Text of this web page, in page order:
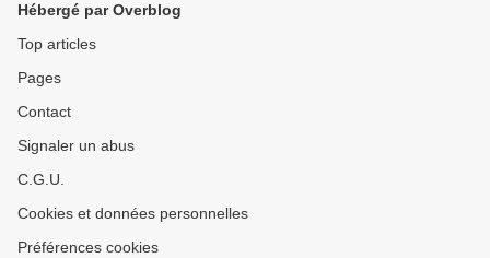
Hébergé par Overblog
Top articles
Pages
Contact
Signaler un abus
C.G.U.
Cookies et données personnelles
Préférences cookies